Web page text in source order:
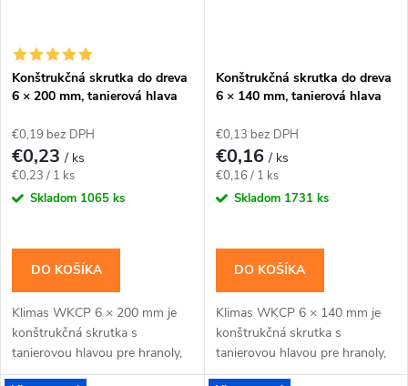
Konštrukčná skrutka do dreva
6 × 200 mm, tanierová hlava
€0,19 bez DPH
€0,23/ ks
Jednotková
cena:
€0,23 / 1 ks
Skladom 1065 ks
DO KOŠÍKA
Klimas WKCP 6 × 200 mm je
konštrukčná skrutka s
tanierovou hlavou pre hranoly,
krokvy a dlhšie drevené spoje s
Konštrukčná skrutka do dreva
6 × 140 mm, tanierová hlava
€0,13 bez DPH
€0,16/ ks
Jednotková
cena:
€0,16 / 1 ks
Skladom 1731 ks
DO KOŠÍKA
Klimas WKCP 6 × 140 mm je
konštrukčná skrutka s
tanierovou hlavou pre hranoly,
krokvy a dlhšie drevené spoje s